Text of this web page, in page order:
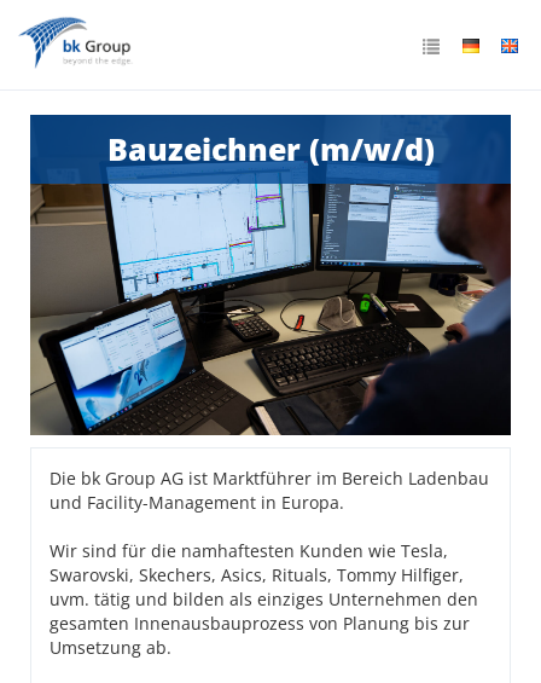
Bauzeichner (m/w/d)
Die bk Group AG ist Marktführer im Bereich Ladenbau
und Facility-Management in Europa.
Wir sind für die namhaftesten Kunden wie Tesla,
Swarovski, Skechers, Asics, Rituals, Tommy Hilfiger,
uvm. tätig und bilden als einziges Unternehmen den
gesamten Innenausbauprozess von Planung bis zur
Umsetzung ab.